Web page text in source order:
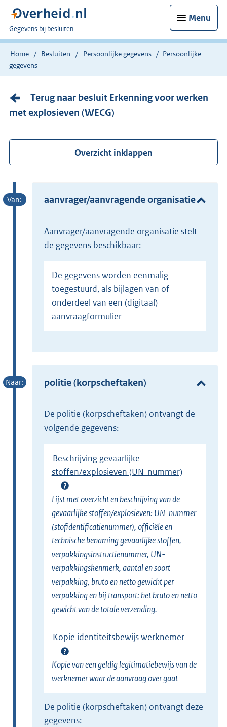
Menu
U
bent
nu
Gegevens bij besluiten
Home Besluiten Persoonlijke gegevens
Persoonlijke
gegevens
Terug naar besluit Erkenning voor werken
met explosieven (WECG)
Overzicht inklappen
aanvrager/aanvragende organisatie
aanvrager/aanvragende organisatie stelt
de gegevens beschikbaar:
De gegevens worden eenmalig
toegestuurd, als bijlagen van of
onderdeel van een (digitaal)
aanvraagformulier
politie (korpscheftaken)
de politie (korpscheftaken) ontvangt de
volgende gegevens:
Beschrijving gevaarlijke
stoffen/explosieven (UN-nummer)
Lijst met overzicht en beschrijving van de
gevaarlijke stoffen/explosieven: UN-nummer
(stofidentificatienummer), officiële en
technische benaming gevaarlijke stoffen,
verpakkingsinstructienummer, UN-
verpakkingskenmerk, aantal en soort
verpakking, bruto en netto gewicht per
verpakking en bij transport: het bruto en netto
gewicht van de totale verzending.
Kopie identiteitsbewijs werknemer
Kopie van een geldig legitimatiebewijs van de
werknemer waar de aanvraag over gaat
de politie (korpscheftaken) ontvangt deze
gegevens: